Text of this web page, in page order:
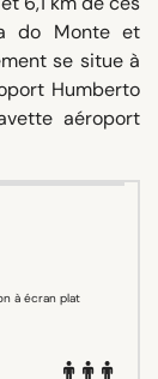
do Monte et
se situe à
Humberto
aéroport
à écran plat